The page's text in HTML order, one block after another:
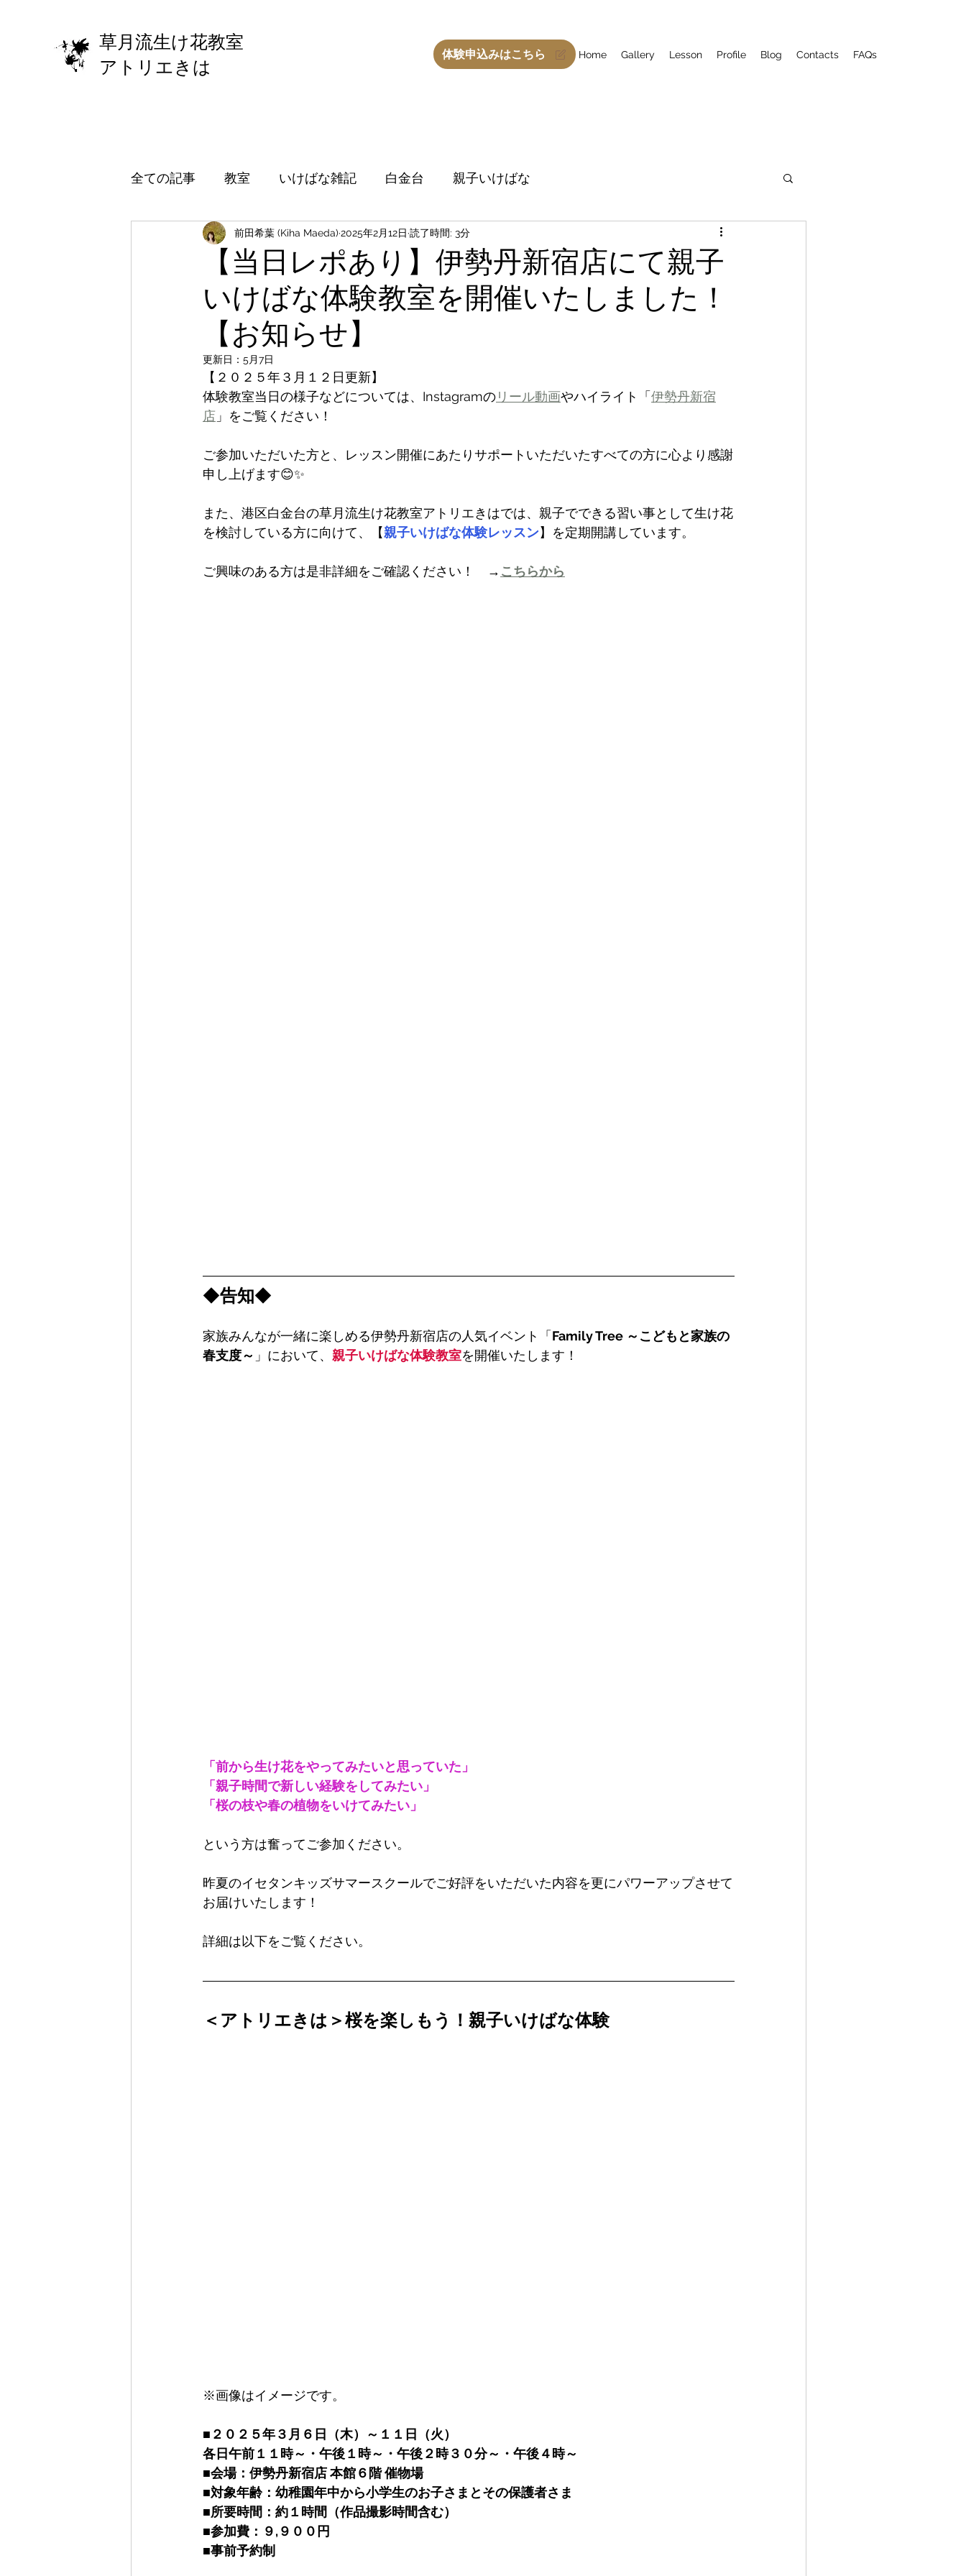
草月流生け花教室
​アトリエきは
Home Gallery Lesson Profile Blog Contacts FAQs
体験申込みはこちら
全ての記事 教室 いけばな雑記 白金台 親子いけばな
【当日レポあり】伊勢丹新宿店にて親子
いけばな体験教室を開催いたしました！
【お知らせ】
前田希葉 (Kiha Maeda) 2025年2月12日 読了時間: 3分
更新日： 5月7日
【２０２５年３月１２日更新】
体験教室当日の様子などについては、Instagramのリール動画やハイライト「 伊勢丹新宿
店 」をご覧ください！
ご参加いただいた方と、レッスン開催にあたりサポートいただいたすべての方に心より感謝
申し上げます😊✨
また、港区白金台の草月流生け花教室アトリエきはでは、親子でできる習い事として生け花
を検討している方に向けて、【親子いけばな体験レッスン】を定期開講しています。
ご興味のある方は是非詳細をご確認ください！　→ こちらから
◆告知◆
家族みんなが一緒に楽しめる伊勢丹新宿店の人気イベント「 Family Tree ～こどもと家族の
春支度～ 」において、 親子いけばな体験教室を開催いたします！
「前から生け花をやってみたいと思っていた」
「親子時間で新しい経験をしてみたい」
「桜の枝や春の植物をいけてみたい」
という方は奮ってご参加ください。
昨夏のイセタンキッズサマースクールでご好評をいただいた内容を更にパワーアップさせて
お届けいたします！
詳細は以下をご覧ください。
＜アトリエきは＞桜を楽しもう！親子いけばな体験
※画像はイメージです。
■ ２０２５年３月６日（木）～１１日（火）
各日午前１１時～・午後１時～・午後２時３０分～・午後４時～
■会場：伊勢丹新宿店 本館６階 催物場
■対象年齢：幼稚園年中から小学生のお子さまとその保護者さま
■所要時間：約１時間（作品撮影時間含む）
■参加費：９,９００円
■事前予約制